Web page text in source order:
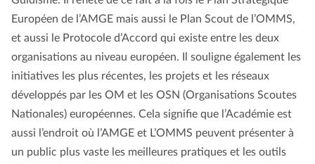
Européen de l’AMGE mais aussi le Plan Scout de l’OMMS,
et aussi le Protocole d’Accord qui existe entre les deux
organisations au niveau européen. Il souligne également les
initiatives les plus récentes, les projets et les réseaux
développés par les OM et les OSN (Organisations Scoutes
Nationales) européennes. Cela signifie que l’Académie est
aussi l’endroit où l’AMGE et L’OMMS peuvent présenter à
un public plus vaste les meilleures pratiques et les outils